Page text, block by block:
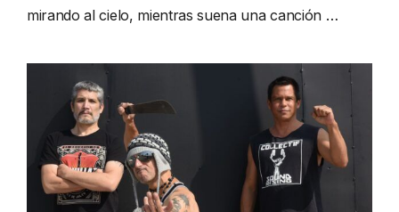
mirando al cielo, mientras suena una canción …